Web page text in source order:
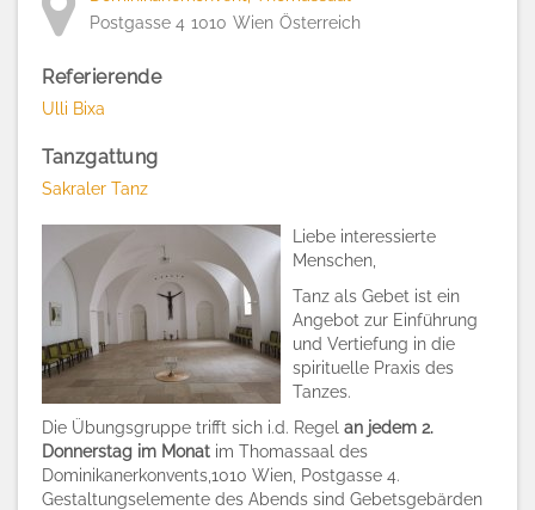
Postgasse 4 1010 Wien Österreich
Referierende
Ulli Bixa
Tanzgattung
Sakraler Tanz
Liebe interessierte
Menschen,
Tanz als Gebet ist ein
Angebot zur Einführung
und Vertiefung in die
spirituelle Praxis des
Tanzes.
Die Übungsgruppe trifft sich i.d. Regel an jedem 2.
Donnerstag im Monat im Thomassaal des
Dominikanerkonvents,1010 Wien, Postgasse 4.
Gestaltungselemente des Abends sind Gebetsgebärden